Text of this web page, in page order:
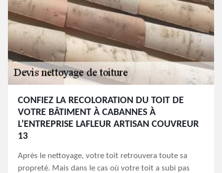
CONFIEZ LA RECOLORATION DU TOIT DE
VOTRE BÂTIMENT À CABANNES À
L’ENTREPRISE LAFLEUR ARTISAN COUVREUR
13
Après le nettoyage, votre toit retrouvera toute sa
propreté. Mais dans le cas où votre toit a subi pas